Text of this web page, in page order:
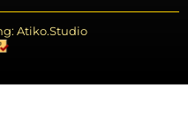
Atiko.Studio